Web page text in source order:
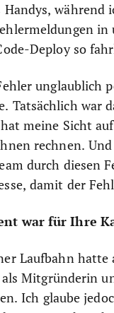
während
Deploy so
unglaublich
Tatsächlich war
meine Sicht
rechnen.
durch diesen
damit der
war für Ihre
Laufbahn
Mitgründerin
Ich glaube